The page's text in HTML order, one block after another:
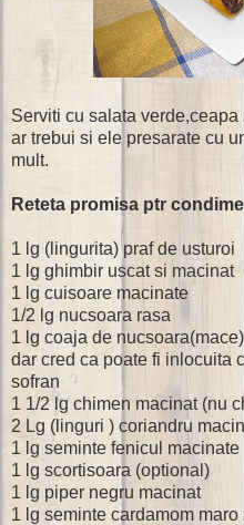
Serviti cu salata
ar trebui si ele presarate cu
mult.
Reteta promisa ptr
1 lg (lingurita) praf de usturoi
1 lg ghimbir uscat si macinat
1 lg cuisoare macinate
1/2 lg nucsoara rasa
1 lg coaja de
dar cred ca poate fi inlocuita
sofran
1 1/2 lg chimen macinat (nu
2 Lg (linguri ) coriandru
1 lg seminte fenicul macinate
1 lg scortisoara (optional)
1 lg piper negru macinat
1 lg seminte cardamom maro